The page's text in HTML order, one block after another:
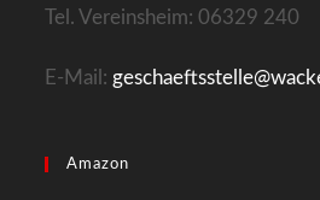
Tel. Vereinsheim: 06329 240
E-Mail:
Amazon